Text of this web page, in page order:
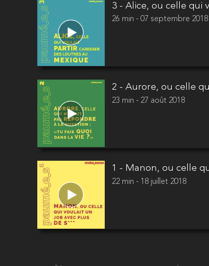
3 - Alice, ou celle qui
26 min - 07 septembre 2018
2 - Aurore, ou celle
23 min - 27 août 2018
1 - Manon, ou celle
22 min - 18 juillet 2018